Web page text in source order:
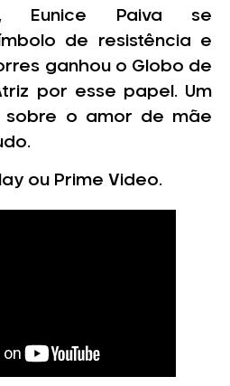
Eunice Paiva se
de resistência e
ganhou o Globo de
por esse papel. Um
sobre o amor de mãe
ou Prime Video.